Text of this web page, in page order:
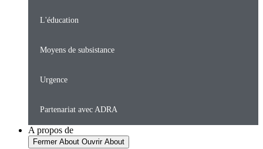
L'éducation
Moyens de subsistance
Urgence
Partenariat avec ADRA
A propos de
Fermer About Ouvrir About